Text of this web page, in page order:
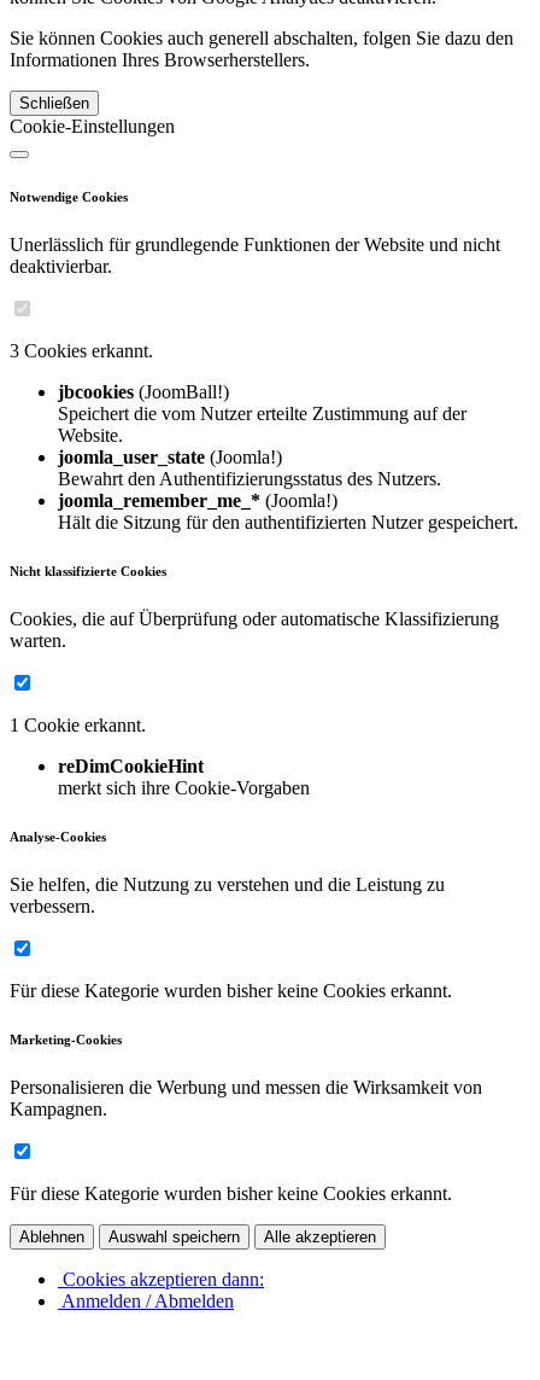
Sie können Cookies auch generell abschalten, folgen Sie dazu den
Informationen Ihres Browserherstellers.
Schließen
Cookie-Einstellungen
Notwendige Cookies
Unerlässlich für grundlegende Funktionen der Website und nicht
deaktivierbar.
3 Cookies erkannt.
jbcookies (JoomBall!)
Speichert die vom Nutzer erteilte Zustimmung auf der
Website.
joomla_user_state (Joomla!)
Bewahrt den Authentifizierungsstatus des Nutzers.
joomla_remember_me_* (Joomla!)
Hält die Sitzung für den authentifizierten Nutzer gespeichert.
Nicht klassifizierte Cookies
Cookies, die auf Überprüfung oder automatische Klassifizierung
warten.
1 Cookie erkannt.
reDimCookieHint
merkt sich ihre Cookie-Vorgaben
Analyse-Cookies
Sie helfen, die Nutzung zu verstehen und die Leistung zu
verbessern.
Für diese Kategorie wurden bisher keine Cookies erkannt.
Marketing-Cookies
Personalisieren die Werbung und messen die Wirksamkeit von
Kampagnen.
Für diese Kategorie wurden bisher keine Cookies erkannt.
Ablehnen Auswahl speichern Alle akzeptieren
Cookies akzeptieren dann:
Anmelden / Abmelden